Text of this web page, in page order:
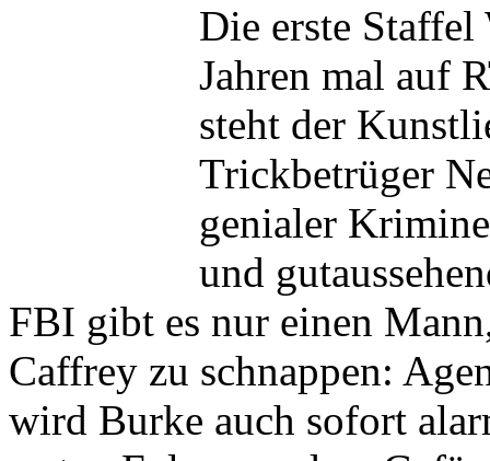
Die erste
Jahren mal auf
steht der
Trickbetrüger
genialer
und
FBI gibt es nur einen
Caffrey zu schnappen:
wird Burke auch sofort